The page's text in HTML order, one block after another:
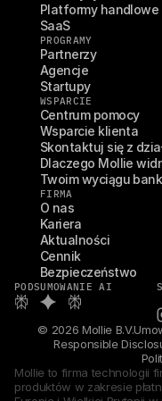
Platformy handlowe
SaaS
PROGRAMY
Partnerzy
Agencje
Startupy
WSPARCIE
Centrum pomocy
Wsparcie klienta
Skontaktuj się z
Dlaczego Mollie
Twoim wyciągu
FIRMA
O nas
Kariera
Aktualności
Cennik
Bezpieczeństwo
PODSUMOWANIE AI
© 2026 Mollie B.V.
Responsible
Mollie to firma technologii
produktów w zakresie